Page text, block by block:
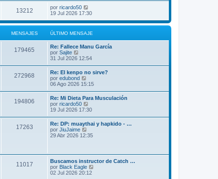
13212 por ricardo50
19 Jul 2026 17:30
MENSAJES ÚLTIMO MENSAJE
179465
Re: Fallece Manu García
por Sajite
e
l
t
i
m
o
m
e
n
s
a
j
e
31 Jul 2026 12:54
272968
Re: El kenpo no sirve?
por edubond
e
l
t
i
m
o
e
a
j
e
06 Ago 2026 15:15
194806
Re: Mi Dieta Para Musculación
por ricardo50
e
l
t
i
m
e
n
s
19 Jul 2026 17:30
17263
Re: DP: muaythai y hapkido - …
por JiuJaime
e
i
m
o
29 Abr 2026 12:35
11017
Buscamos instructor de Catch …
por Black Eagle
02 Jul 2026 20:12